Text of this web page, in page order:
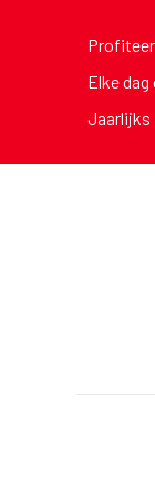
Profiteer
Elke dag
Jaarlijks